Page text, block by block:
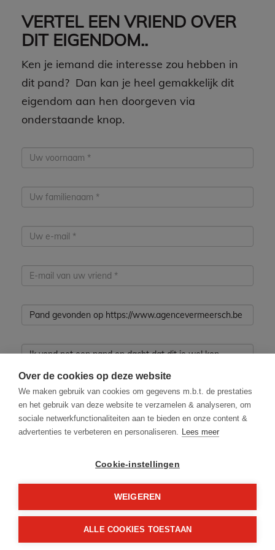
VERTEL EEN VRIEND OVER
DIT EIGENDOM..
Ken je iemand die interesse zou hebben in
dit pand? Dan kan je heel gemakkelijk dit
eigendom aan hen doorgeven via
onderstaande knop.
Ik heb het privacybeleid van deze website
*Verplicht in te vullen
Over de cookies op deze website
We maken gebruik van cookies om gegevens m.b.t. de prestaties
en het gebruik van deze website te verzamelen & analyseren, om
sociale netwerkfunctionaliteiten aan te bieden en onze content &
advertenties te verbeteren en personaliseren. Lees meer
Cookie-instellingen
WEIGEREN
ALLE COOKIES TOESTAAN